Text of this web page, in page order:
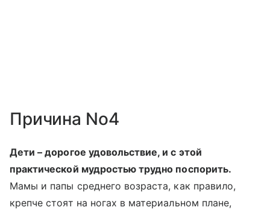
Причина No4
Дети – дорогое удовольствие, и с этой
практической мудростью трудно поспорить.
Мамы и папы среднего возраста, как правило,
крепче стоят на ногах в материальном плане,